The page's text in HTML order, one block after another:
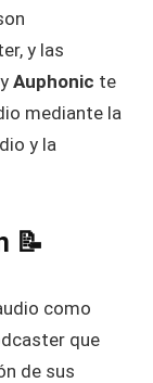
y las
y Auphonic te
mediante la
y la
📝
como
que
de sus